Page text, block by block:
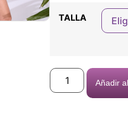
TALLA
Añadir